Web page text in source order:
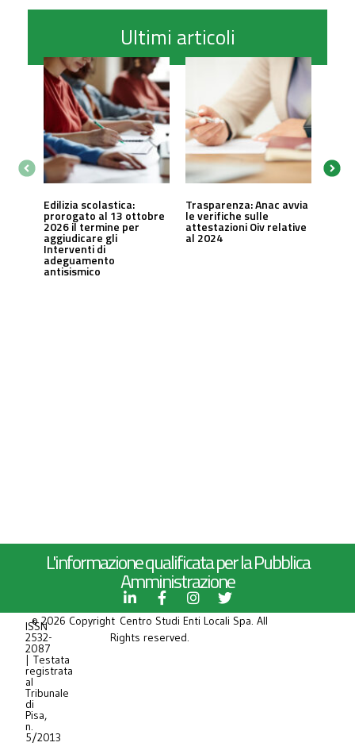
Ultimi articoli
Edilizia scolastica:
prorogato al 13 ottobre
2026 il termine per
aggiudicare gli
Interventi di
adeguamento
antisismico
Trasparenza: Anac avvia
le verifiche sulle
attestazioni Oiv relative
al 2024
L'informazione qualificata per la Pubblica
Amministrazione
ISSN
2532-
2087
| Testata
registrata
al
Tribunale
di
Pisa,
n.
5/2013
© 2026 Copyright Centro Studi Enti Locali Spa. All
Rights reserved.